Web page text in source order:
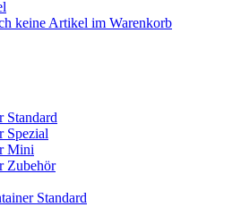
keine Artikel im Warenkorb
Standard
Spezial
Mini
Zubehör
Standard